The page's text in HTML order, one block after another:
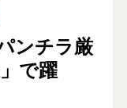
ンチラ厳
で躍